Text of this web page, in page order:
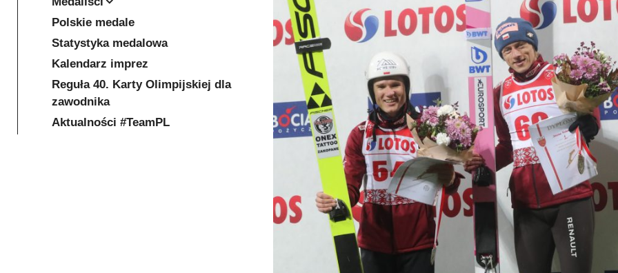
Polskie medale
Statystyka medalowa
Kalendarz imprez
Reguła 40. Karty Olimpijskiej dla
zawodnika
Aktualności #TeamPL